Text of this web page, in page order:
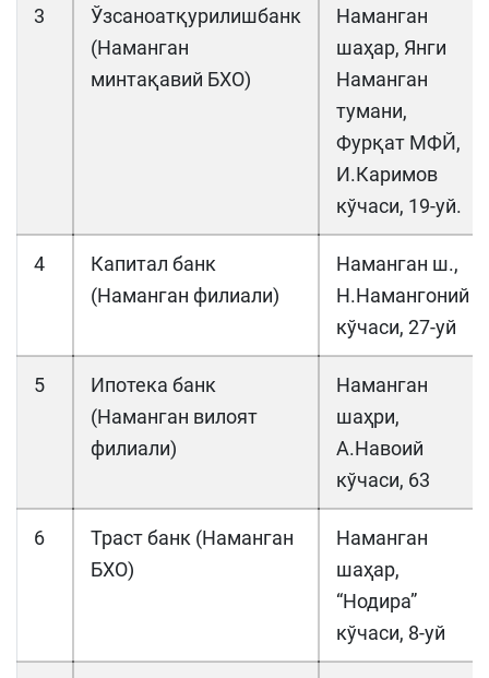
3
Ўзсаноатқурилишбанк
(Наманган
минтақавий БХО)
Наманган
шаҳар, Янги
Наманган
тумани,
Фурқат МФЙ,
И.Каримов
кўчаси, 19-уй.
4
Капитал банк
(Наманган филиали)
Наманган ш.,
Н.Намангоний
кўчаси, 27-уй
5
Ипотека банк
(Наманган вилоят
филиали)
Наманган
шаҳри,
А.Навоий
кўчаси, 63
6
Траст банк (Наманган
БХО)
Наманган
шаҳар,
“Нодира”
кўчаси, 8-уй